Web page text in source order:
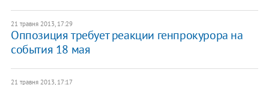
21 травня 2013, 17:29
Оппозиция требует реакции генпрокурора на
события 18 мая
21 травня 2013, 17:17